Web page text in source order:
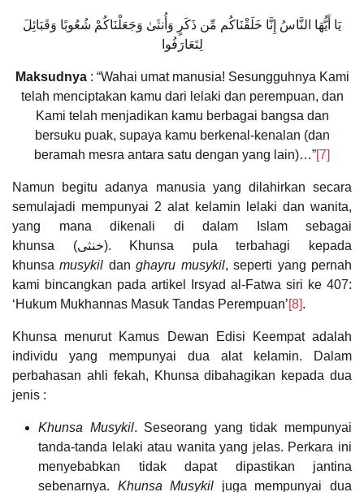
يَا أَيُّهَا النَّاسُ إِنَّا خَلَقْنَاكُم مِّن ذَكَرٍ وَأُنثَىٰ وَجَعَلْنَاكُمْ شُعُوبًا وَقَبَائِلَ
لِتَعَارَفُوا
Maksudnya: “Wahai umat manusia! Sesungguhnya Kami
telah menciptakan kamu dari lelaki dan perempuan, dan
Kami telah menjadikan kamu berbagai bangsa dan
bersuku puak, supaya kamu berkenal-kenalan (dan
beramah mesra antara satu dengan yang lain)…”[7]
Namun begitu adanya manusia yang dilahirkan secara
semulajadi mempunyai 2 alat kelamin lelaki dan wanita,
yang mana dikenali di dalam Islam sebagai
khunsa (خنثى). Khunsa pula terbahagi kepada
khunsamusykil danghayru musykil, seperti yang pernah
kami bincangkan pada artikel Irsyad al-Fatwa siri ke 407:
‘Hukum Mukhannas Masuk Tandas Perempuan’[8].
Khunsa menurut Kamus Dewan Edisi Keempat adalah
individu yang mempunyai dua alat kelamin. Dalam
perbahasan ahli fekah, Khunsa dibahagikan kepada dua
jenis :
Khunsa Musykil. Seseorang yang tidak mempunyai
tanda-tanda lelaki atau wanita yang jelas. Perkara ini
menyebabkan tidak dapat dipastikan jantina
sebenarnya. Khunsa Musykil juga mempunyai dua